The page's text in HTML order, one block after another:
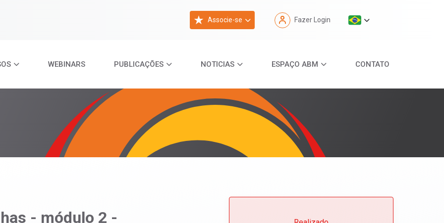
Associe-se Fazer Login
WEBINARS PUBLICAÇÕES NOTICIAS ESPAÇO ABM CONTATO
- módulo 2 -